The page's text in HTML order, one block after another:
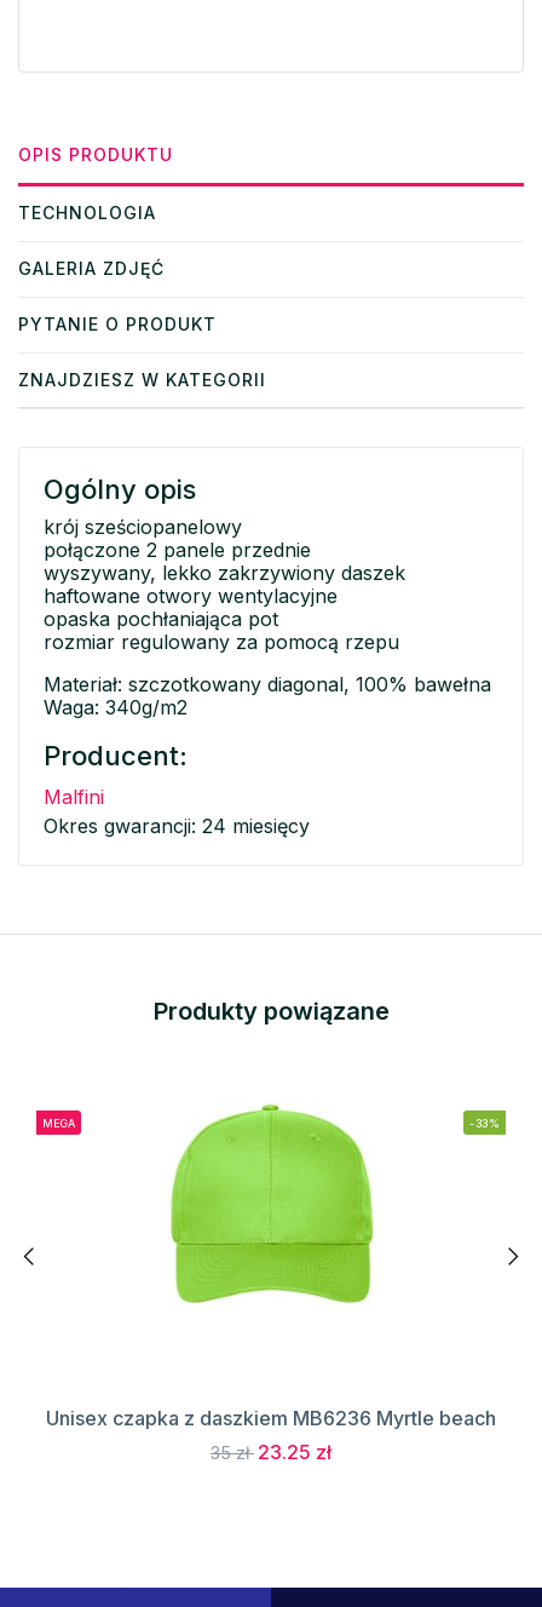
OPIS PRODUKTU
TECHNOLOGIA
GALERIA ZDJĘĆ
PYTANIE O PRODUKT
ZNAJDZIESZ W KATEGORII
Ogólny opis
krój sześciopanelowy
połączone 2 panele przednie
wyszywany, lekko zakrzywiony daszek
haftowane otwory wentylacyjne
opaska pochłaniająca pot
rozmiar regulowany za pomocą rzepu
Materiał: szczotkowany diagonal, 100% bawełna
Waga: 340g/m2
Producent:
Malfini
Okres gwarancji: 24 miesięcy
Produkty powiązane
MEGA -33%
Unisex czapka z daszkiem MB6236 Myrtle beach
35 zł 23.25 zł